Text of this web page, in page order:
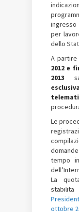
per
dello
A partire
2012 e
2013
Le
tempo
La
ottobre